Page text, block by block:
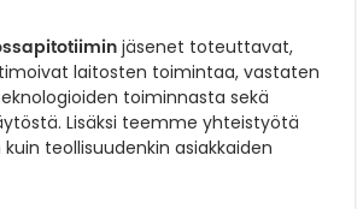
jäsenet toteuttavat,
laitosten toimintaa, vastaten
toiminnasta sekä
Lisäksi teemme yhteistyötä
teollisuudenkin asiakkaiden